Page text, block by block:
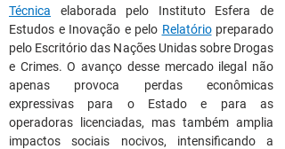
Técnica
elaborada pelo Instituto Esfera de
Estudos e Inovação e pelo Relatório preparado
pelo Escritório das Nações Unidas sobre Drogas
e Crimes. O avanço desse mercado ilegal não
apenas provoca perdas econômicas
expressivas para o Estado e para as
operadoras licenciadas, mas também amplia
impactos sociais nocivos, intensificando a